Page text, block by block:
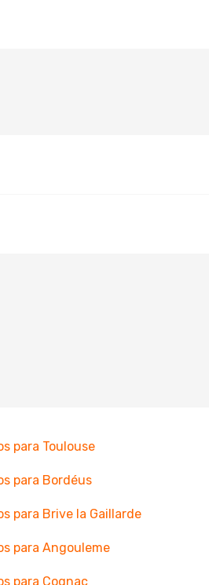
para Toulouse
para Bordéus
para Brive la Gaillarde
para Angouleme
para Cognac